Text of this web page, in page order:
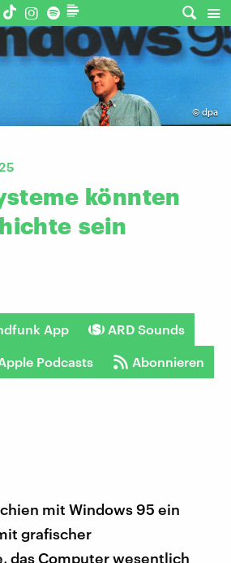
©dpa
könnten
sein
App ARD Sounds
Podcasts Abonnieren
mit Windows 95 ein
grafischer
das Computer wesentlich